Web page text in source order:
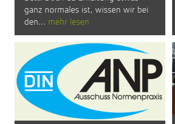
ganz normales ist, wissen wir bei
den... mehr lesen